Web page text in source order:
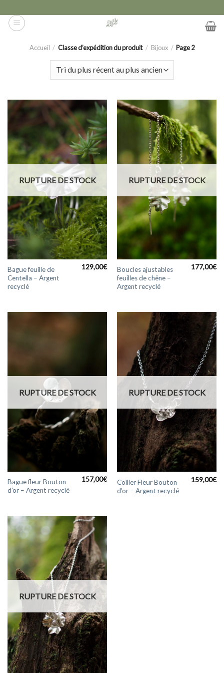
to
content
Accueil / Classe d’expédition du produit / Bijoux / Page 2
RUPTURE DE STOCK
Bague feuille de
Centella – Argent
recyclé
129,00€
RUPTURE DE STOCK
Boucles ajustables
feuilles de chêne –
Argent recyclé
177,00€
RUPTURE DE STOCK
Bague fleur Bouton
d’or – Argent recyclé
157,00€
RUPTURE DE STOCK
Collier Fleur Bouton
d’or – Argent recyclé
159,00€
RUPTURE DE STOCK